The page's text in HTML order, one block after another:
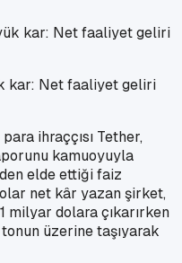
kar: Net faaliyet geliri
ihraççısı Tether,
kamuoyuyla
elde ettiği faiz
net kâr yazan şirket,
milyar dolara çıkarırken
üzerine taşıyarak